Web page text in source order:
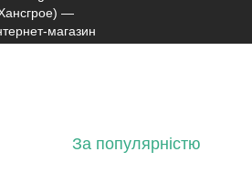
За популярністю